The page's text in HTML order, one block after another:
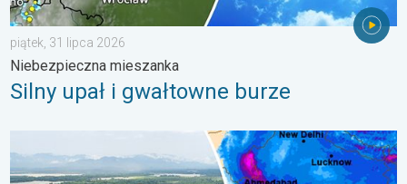
piątek, 31 lipca 2026
Niebezpieczna mieszanka
Silny upał i gwałtowne burze
Powodzie i osuwiska w Azji. Nietypowy monsun. . . środa, 29